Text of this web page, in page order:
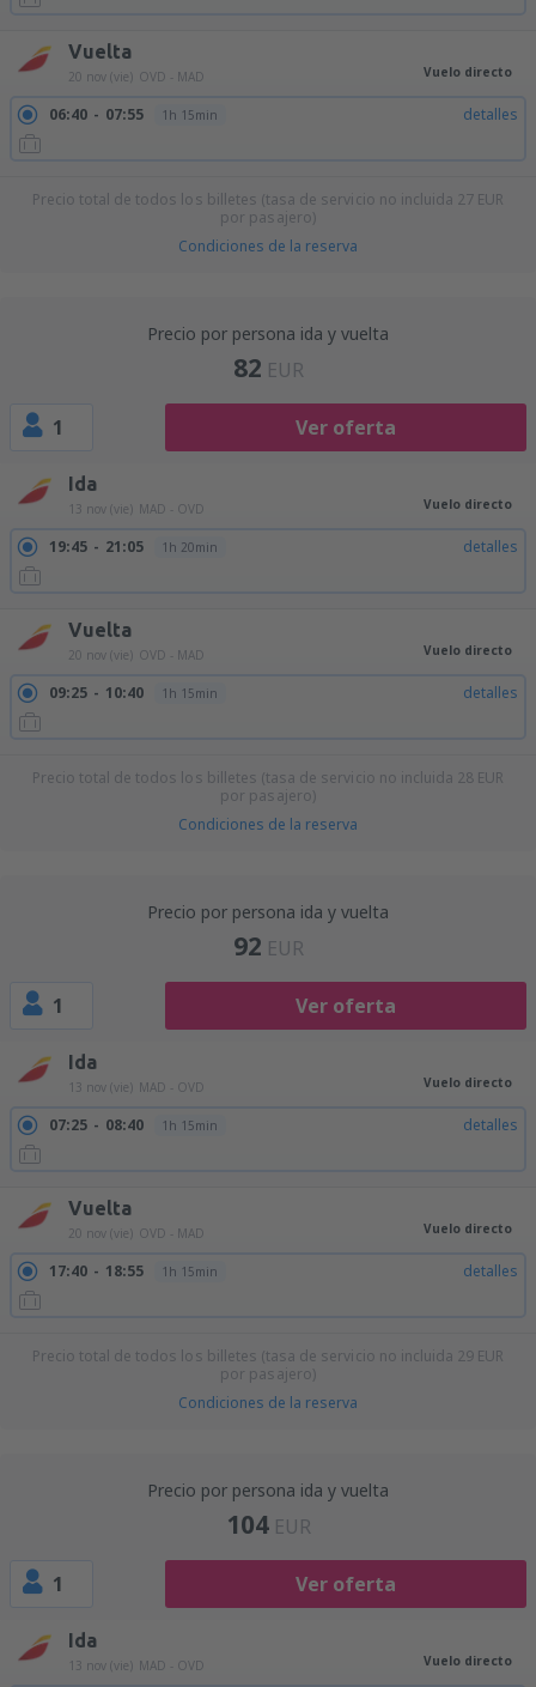
Vuelta
20 nov (vie) OVD - MAD Vuelo directo
06:40 07:55 1h 15min detalles
Precio total de todos los billetes (tasa de servicio no incluida 27 EUR
por pasajero)
Condiciones de la reserva
Precio por persona ida y vuelta
82 EUR
1 Ver oferta
Ida
13 nov (vie) MAD - OVD Vuelo directo
19:45 21:05 1h 20min detalles
Vuelta
20 nov (vie) OVD - MAD Vuelo directo
09:25 10:40 1h 15min detalles
Precio total de todos los billetes (tasa de servicio no incluida 28 EUR
por pasajero)
Condiciones de la reserva
Precio por persona ida y vuelta
92 EUR
1 Ver oferta
Ida
13 nov (vie) MAD - OVD Vuelo directo
07:25 08:40 1h 15min detalles
Vuelta
20 nov (vie) OVD - MAD Vuelo directo
17:40 18:55 1h 15min detalles
Precio total de todos los billetes (tasa de servicio no incluida 29 EUR
por pasajero)
Condiciones de la reserva
Precio por persona ida y vuelta
104 EUR
1 Ver oferta
Ida
13 nov (vie) MAD - OVD Vuelo directo